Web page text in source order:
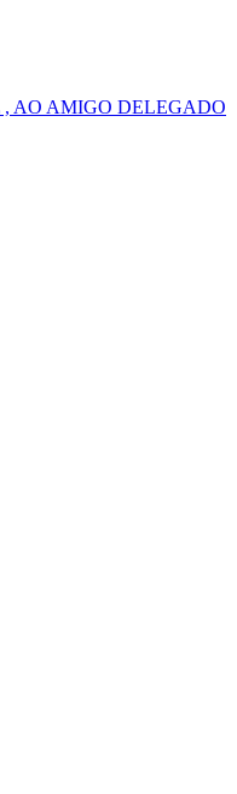
AO AMIGO DELEGADO